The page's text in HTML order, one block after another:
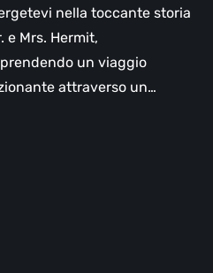
nella toccante storia
e Mrs. Hermit,
un viaggio
attraverso un…